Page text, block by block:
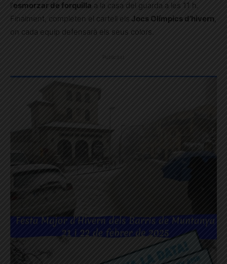
l’esmorzar de forquilla a la casa del guarda a les 11 h.
Finalment, completen el cartell els Jocs Olímpics d’hivern,
on cada equip defensarà els seus colors.